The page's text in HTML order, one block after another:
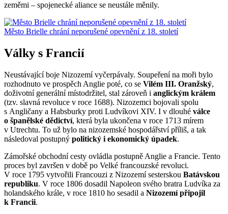
zeměmi – spojenecké aliance se neustále měnily.
Město Brielle chrání neporušené opevnění z 18. století
Války s Francií
Neustávající boje Nizozemí vyčerpávaly. Soupeření na moři bylo
rozhodnuto ve prospěch Anglie poté, co se Vilém III. Oranžský,
doživotní generální místodržitel, stal zároveň i anglickým králem
(tzv. slavná revoluce v roce 1688). Nizozemci bojovali spolu
s Angličany a Habsburky proti Ludvíkovi XIV. I v dlouhé válce
o španělské dědictví, která byla ukončena v roce 1713 mírem
v Utrechtu. To už bylo na nizozemské hospodářství příliš, a tak
následoval postupný politický i ekonomický úpadek.
Zámořské obchodní cesty ovládla postupně Anglie a Francie. Tento
proces byl završen v době po Velké francouzské revoluci.
V roce 1795 vytvořili Francouzi z Nizozemí sesterskou Batávskou
republiku. V roce 1806 dosadil Napoleon svého bratra Ludvíka za
holandského krále, v roce 1810 ho sesadil a Nizozemí připojil
k Francii.